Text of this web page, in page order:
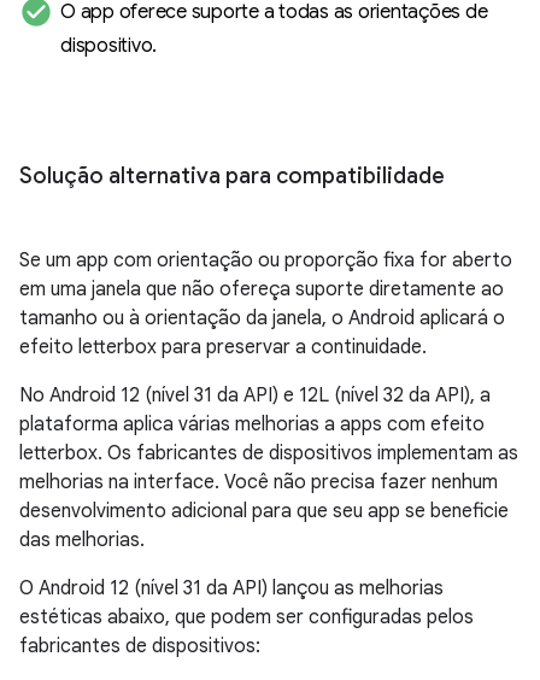
check_circle O app oferece suporte a todas as orientações de
dispositivo.
Solução alternativa para compatibilidade
Se um app com orientação ou proporção fixa for aberto
em uma janela que não ofereça suporte diretamente ao
tamanho ou à orientação da janela, o Android aplicará o
efeito letterbox para preservar a continuidade.
No Android 12 (nível 31 da API) e 12L (nível 32 da API), a
plataforma aplica várias melhorias a apps com efeito
letterbox. Os fabricantes de dispositivos implementam as
melhorias na interface. Você não precisa fazer nenhum
desenvolvimento adicional para que seu app se beneficie
das melhorias.
O Android 12 (nível 31 da API) lançou as melhorias
estéticas abaixo, que podem ser configuradas pelos
fabricantes de dispositivos: